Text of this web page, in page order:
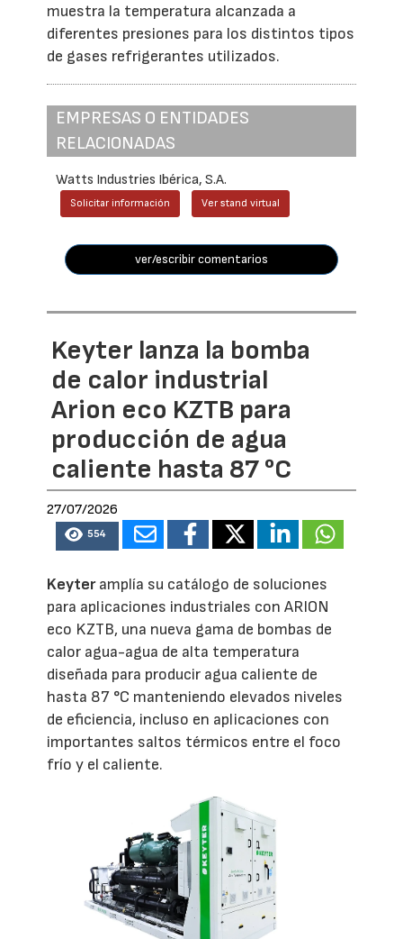
muestra la temperatura alcanzada a
diferentes presiones para los distintos tipos
de gases refrigerantes utilizados.
EMPRESAS O ENTIDADES
RELACIONADAS
Watts Industries Ibérica, S.A.
Solicitar información Ver stand virtual
ver/escribir comentarios
Keyter lanza la bomba
de calor industrial
Arion eco KZTB para
producción de agua
caliente hasta 87 °C
27/07/2026
554
Keyteramplía su catálogo de soluciones
para aplicaciones industriales con ARION
eco KZTB, una nueva gama de bombas de
calor agua-agua de alta temperatura
diseñada para producir agua caliente de
hasta 87 °C manteniendo elevados niveles
de eficiencia, incluso en aplicaciones con
importantes saltos térmicos entre el foco
frío y el caliente.